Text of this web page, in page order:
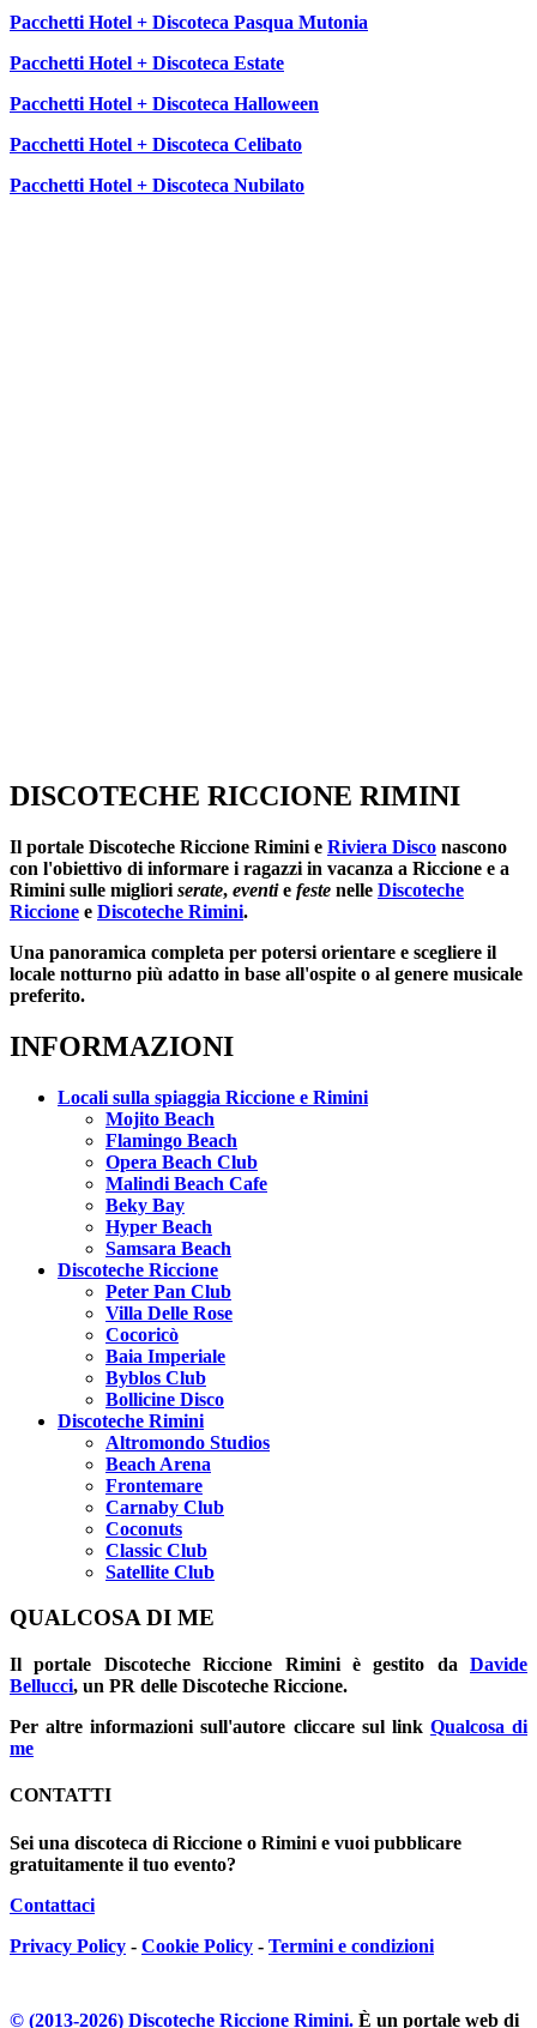
Pacchetti Hotel + Discoteca Pasqua Mutonia
Pacchetti Hotel + Discoteca Estate
Pacchetti Hotel + Discoteca Halloween
Pacchetti Hotel + Discoteca Celibato
Pacchetti Hotel + Discoteca Nubilato
DISCOTECHE RICCIONE RIMINI
Il portale Discoteche Riccione Rimini e Riviera Disco nascono
con l'obiettivo di informare i ragazzi in vacanza a Riccione e a
Rimini sulle migliori serate, eventie feste nelle Discoteche
Riccione e Discoteche Rimini.
Una panoramica completa per potersi orientare e scegliere il
locale notturno più adatto in base all'ospite o al genere musicale
preferito.
INFORMAZIONI
Locali sulla spiaggia Riccione e Rimini
Mojito Beach
Flamingo Beach
Opera Beach Club
Malindi Beach Cafe
Beky Bay
Hyper Beach
Samsara Beach
Discoteche Riccione
Peter Pan Club
Villa Delle Rose
Cocoricò
Baia Imperiale
Byblos Club
Bollicine Disco
Discoteche Rimini
Altromondo Studios
Beach Arena
Frontemare
Carnaby Club
Coconuts
Classic Club
Satellite Club
QUALCOSA DI ME
Il portale Discoteche Riccione Riminiè gestito da Davide
Bellucci, un PR delle Discoteche Riccione.
Per altre informazioni sull'autore cliccare sul link Qualcosa di
me
CONTATTI
Sei una discoteca di Riccione o Rimini e vuoi pubblicare
gratuitamente il tuo evento?
Contattaci
Privacy Policy - Cookie Policy - Termini e condizioni
© (2013-2026) Discoteche Riccione Rimini. È un portale web di